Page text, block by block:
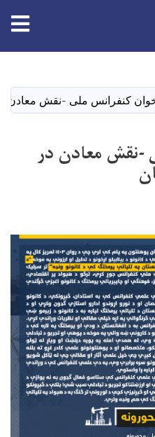
main کنفرانس ملی -نقش معادن در
-نقش معادن در